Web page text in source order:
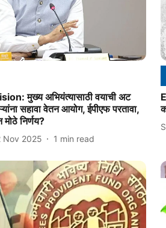
मुख्य अभियंत्यासाठी वयाची अट
सहावा वेतन आयोग, ईपीएफ परतावा,
मोठे निर्णय?
Nov 2025 1 min read